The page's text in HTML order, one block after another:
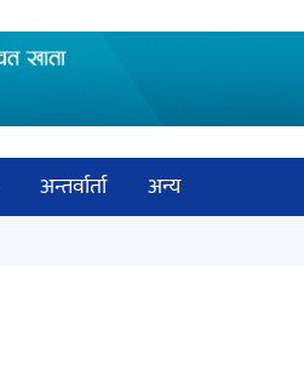
अन्तर्वार्ता
अन्य